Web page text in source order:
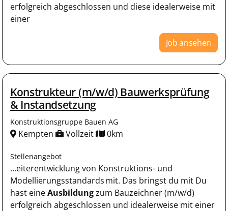
erfolgreich abgeschlossen und diese idealerweise mit
einer
Job ansehen
Konstrukteur (m/w/d) Bauwerksprüfung
& Instandsetzung
Konstruktionsgruppe Bauen AG
Kempten Vollzeit 0km
Stellenangebot
...eiterentwicklung von Konstruktions- und
Modellierungsstandards mit. Das bringst du mit Du
hast eineAusbildungzum Bauzeichner (m/w/d)
erfolgreich abgeschlossen und idealerweise mit einer